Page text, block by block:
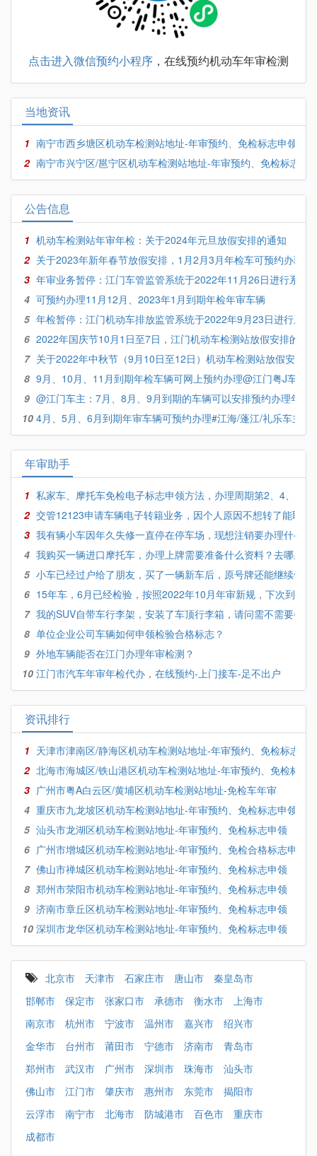
点击进入微信预约小程序 ，在线预约机动车年审检测
当地资讯
1 南宁市西乡塘区机动车检测站地址-年审预约、免检标志申领
2 南宁市兴宁区/邕宁区机动车检测站地址-年审预约、免检标志申
公告信息
1 机动车检测站年审年检：关于2024年元旦放假安排的通知
2 关于2023年新年春节放假安排，1月2月3月年检车可预约办理
3 年审业务暂停：江门车管监管系统于2022年11月26日进行系统
4 可预约办理11月12月、2023年1月到期年检年审车辆
5 年检暂停：江门机动车排放监管系统于2022年9月23日进行系统
6 2022年国庆节10月1日至7日，江门机动车检测站放假安排的通
7 关于2022年中秋节（9月10日至12日）机动车检测站放假安排
8 9月、10月、11月到期年检车辆可网上预约办理@江门粤J车主
9 @江门车主：7月、8月、9月到期的车辆可以安排预约办理年审
10 4月、5月、6月到期年审车辆可预约办理#江海/蓬江/礼乐车主#
年审助手
1 私家车、摩托车免检电子标志申领方法，办理周期第2、4、8年
2 交管12123申请车辆电子转籍业务，因个人原因不想转了能取消
3 我有辆小车因年久失修一直停在停车场，现想注销要办理什么手
4 我购买一辆进口摩托车，办理上牌需要准备什么资料？去哪里办
5 小车已经过户给了朋友，买了一辆新车后，原号牌还能继续使用
6 15年车，6月已经检验，按照2022年10月年审新规，下次到底
7 我的SUV自带车行李架，安装了车顶行李箱，请问需不需要备案
8 单位企业公司车辆如何申领检验合格标志？
9 外地车辆能否在江门办理年审检测？
10 江门市汽车年审年检代办，在线预约-上门接车-足不出户
资讯排行
1 天津市津南区/静海区机动车检测站地址-年审预约、免检标志申
2 北海市海城区/铁山港区机动车检测站地址-年审预约、免检标志
3 广州市粤A白云区/黄埔区机动车检测站地址-免检车年审
4 重庆市九龙坡区机动车检测站地址-年审预约、免检标志申领
5 汕头市龙湖区机动车检测站地址-年审预约、免检标志申领
6 广州市增城区机动车检测站地址-年审预约、免检合格标志申领
7 佛山市禅城区机动车检测站地址-年审预约、免检标志申领
8 郑州市荥阳市机动车检测站地址-年审预约、免检标志申领
9 济南市章丘区机动车检测站地址-年审预约、免检标志申领
10 深圳市龙华区机动车检测站地址-年审预约、免检标志申领
北京市 天津市 石家庄市 唐山市
秦皇岛市
邯郸市
保定市 张家口市 承德市 衡水市
上海市
南京市
杭州市 宁波市 温州市 嘉兴市
绍兴市
金华市
台州市 莆田市 宁德市 济南市
青岛市
郑州市
武汉市 广州市 深圳市 珠海市
汕头市
佛山市
江门市 肇庆市 惠州市 东莞市
揭阳市
云浮市
南宁市 北海市 防城港市 百色市
重庆市
成都市